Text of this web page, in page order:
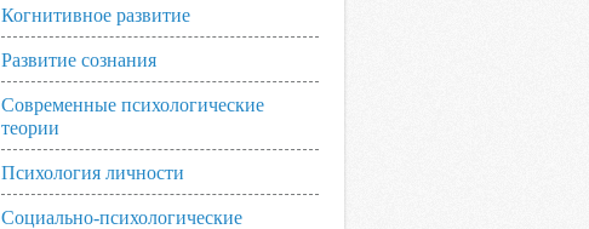
Когнитивное развитие
Развитие сознания
Современные психологические
теории
Психология личности
Социально-психологические